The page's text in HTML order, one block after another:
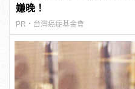
嫌晚！
PR・台灣癌症基金會